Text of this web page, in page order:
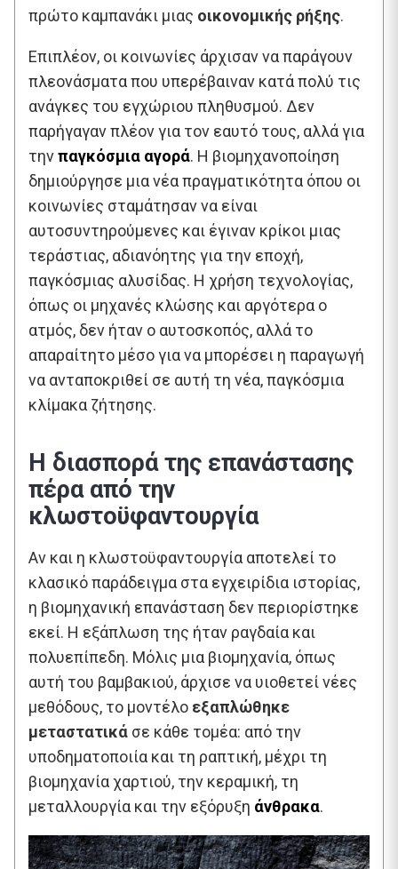
πρώτο καμπανάκι μιας οικονομικής ρήξης.
Επιπλέον, οι κοινωνίες άρχισαν να παράγουν
πλεονάσματα που υπερέβαιναν κατά πολύ τις
ανάγκες του εγχώριου πληθυσμού. Δεν
παρήγαγαν πλέον για τον εαυτό τους, αλλά για
τηνπαγκόσμια αγορά. Η βιομηχανοποίηση
δημιούργησε μια νέα πραγματικότητα όπου οι
κοινωνίες σταμάτησαν να είναι
αυτοσυντηρούμενες και έγιναν κρίκοι μιας
τεράστιας, αδιανόητης για την εποχή,
παγκόσμιας αλυσίδας. Η χρήση τεχνολογίας,
όπως οι μηχανές κλώσης και αργότερα ο
ατμός, δεν ήταν ο αυτοσκοπός, αλλά το
απαραίτητο μέσο για να μπορέσει η παραγωγή
να ανταποκριθεί σε αυτή τη νέα, παγκόσμια
κλίμακα ζήτησης.
Η διασπορά της επανάστασης
πέρα από την
κλωστοϋφαντουργία
Αν και η κλωστοϋφαντουργία αποτελεί το
κλασικό παράδειγμα στα εγχειρίδια ιστορίας,
η βιομηχανική επανάσταση δεν περιορίστηκε
εκεί. Η εξάπλωση της ήταν ραγδαία και
πολυεπίπεδη. Μόλις μια βιομηχανία, όπως
αυτή του βαμβακιού, άρχισε να υιοθετεί νέες
μεθόδους, το μοντέλο εξαπλώθηκε
μεταστατικά σε κάθε τομέα: από την
υποδηματοποιία και τη ραπτική, μέχρι τη
βιομηχανία χαρτιού, την κεραμική, τη
μεταλλουργία και την εξόρυξη άνθρακα.